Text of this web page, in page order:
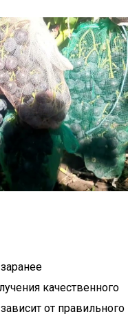
качественного
от правильного